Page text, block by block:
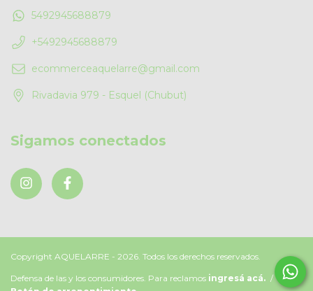
5492945688879
+5492945688879
ecommerceaquelarre@gmail.com
Rivadavia 979 - Esquel (Chubut)
Sigamos conectados
Copyright AQUELARRE - 2026. Todos los derechos reservados.
Defensa de las y los consumidores. Para reclamos ingresá acá. /